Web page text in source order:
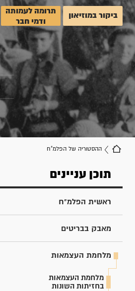
ביקור במוזיאון
תרומה לעמותה
ודמי חבר
ההסטוריה של הפלמ"ח
תוכן עניינים
ראשית הפלמ"ח
מאבק בבריטים
מלחמת העצמאות
מלחמת העצמאות
בחזיתות השונות